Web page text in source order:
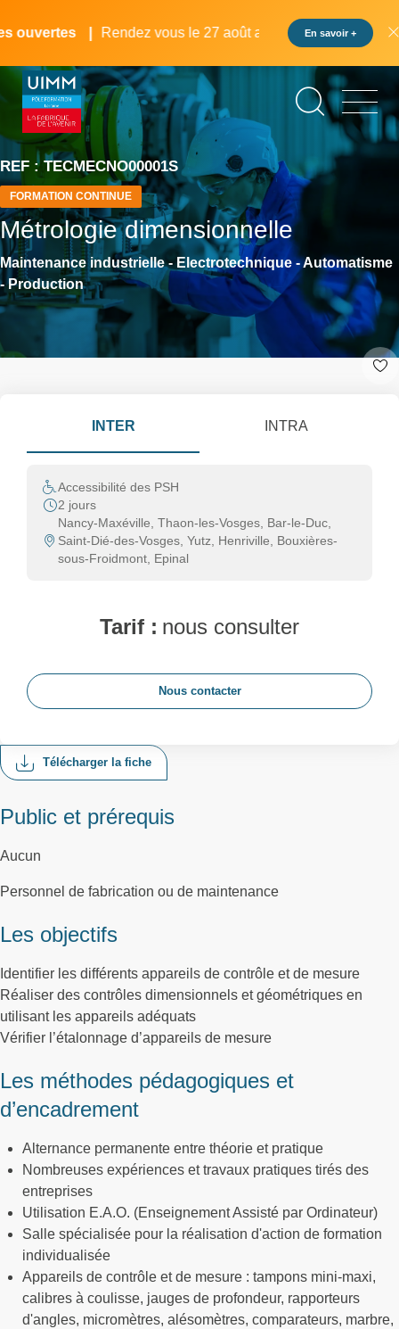
au
principal
Rendez vous le 27 août au pôle formation UIMM
En savoir +
REF : TECMECNO00001S
FORMATION CONTINUE
Métrologie dimensionnelle
Maintenance industrielle - Electrotechnique - Automatisme
- Production
Télécharger la fiche
Public et prérequis
Aucun
Personnel de fabrication ou de maintenance
Les objectifs
Identifier les différents appareils de contrôle et de mesure
Réaliser des contrôles dimensionnels et géométriques en
utilisant les appareils adéquats
Vérifier l’étalonnage d’appareils de mesure
Les méthodes pédagogiques et
d’encadrement
Alternance permanente entre théorie et pratique
Nombreuses expériences et travaux pratiques tirés des
entreprises
Utilisation E.A.O. (Enseignement Assisté par Ordinateur)
Salle spécialisée pour la réalisation d'action de formation
individualisée
Appareils de contrôle et de mesure : tampons mini-maxi,
calibres à coulisse, jauges de profondeur, rapporteurs
d'angles, micromètres, alésomètres, comparateurs, marbre,
INTER INTRA
Accessibilité des PSH
2 jours
Nancy-Maxéville, Thaon-les-Vosges, Bar-le-Duc,
Saint-Dié-des-Vosges, Yutz, Henriville, Bouxières-
sous-Froidmont, Epinal
Tarif : nous consulter
Nous contacter